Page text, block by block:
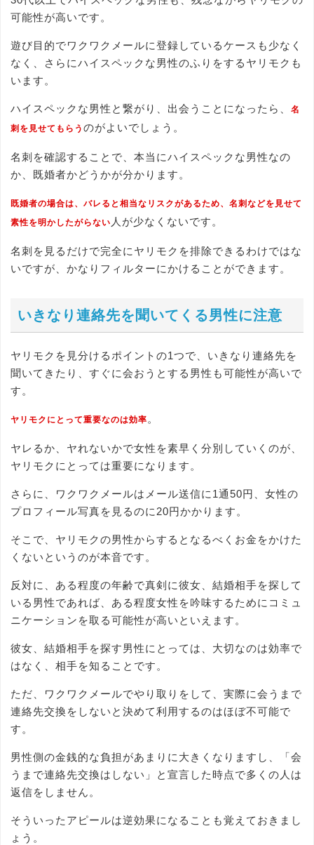
可能性が高いです。
遊び目的でワクワクメールに登録しているケースも少なく
なく、さらにハイスペックな男性のふりをするヤリモクも
います。
ハイスペックな男性と繋がり、出会うことになったら、
名
刺を見せてもらう のがよいでしょう。
名刺を確認することで、本当にハイスペックな男性なの
か、既婚者かどうかが分かります。
既婚者の場合は、バレると相当なリスクがあるため、名刺などを見せて
素性を明かしたがらない 人が少なくないです。
名刺を見るだけで完全にヤリモクを排除できるわけではな
いですが、かなりフィルターにかけることができます。
いきなり連絡先を聞いてくる男性に注意
ヤリモクを見分けるポイントの1つで、いきなり連絡先を
聞いてきたり、すぐに会おうとする男性も可能性が高いで
す。
ヤリモクにとって重要なのは効率。
ヤレるか、ヤれないかで女性を素早く分別していくのが、
ヤリモクにとっては重要になります。
さらに、ワクワクメールはメール送信に1通50円、女性の
プロフィール写真を見るのに20円かかります。
そこで、ヤリモクの男性からするとなるべくお金をかけた
くないというのが本音です。
反対に、ある程度の年齢で真剣に彼女、結婚相手を探して
いる男性であれば、ある程度女性を吟味するためにコミュ
ニケーションを取る可能性が高いといえます。
彼女、結婚相手を探す男性にとっては、大切なのは効率で
はなく、相手を知ることです。
ただ、ワクワクメールでやり取りをして、実際に会うまで
連絡先交換をしないと決めて利用するのはほぼ不可能で
す。
男性側の金銭的な負担があまりに大きくなりますし、「会
うまで連絡先交換はしない」と宣言した時点で多くの人は
返信をしません。
そういったアピールは逆効果になることも覚えておきまし
ょう。